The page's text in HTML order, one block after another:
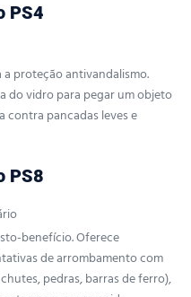
PS4
proteção antivandalismo.
do vidro para pegar um objeto
contra pancadas leves e
PS8
benefício. Oferece
de arrombamento com
pedras, barras de ferro),